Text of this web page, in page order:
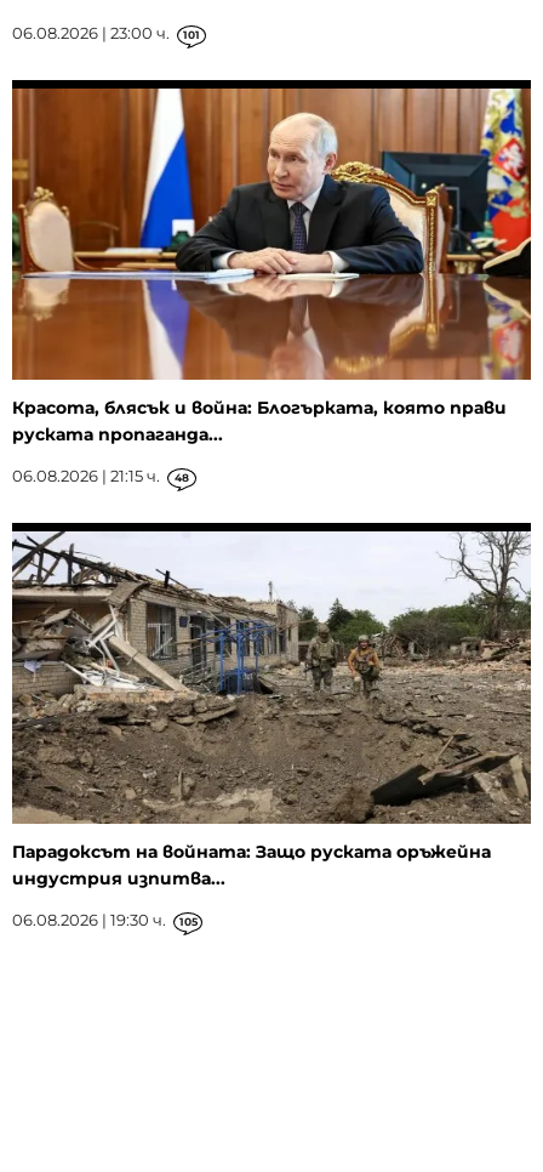
06.08.2026 | 23:00 ч. 101
Красота, блясък и война: Блогърката, която прави
руската пропаганда...
06.08.2026 | 21:15 ч. 48
Парадоксът на войната: Защо руската оръжейна
индустрия изпитва...
06.08.2026 | 19:30 ч. 105